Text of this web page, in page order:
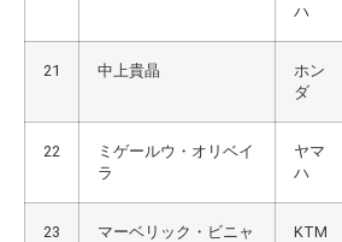
ハ
21 中上貴晶
ホン
ダ
22
ミゲールウ・オリベイ
ラ
ヤマ
ハ
23
マーベリック・ビニャ
KTM